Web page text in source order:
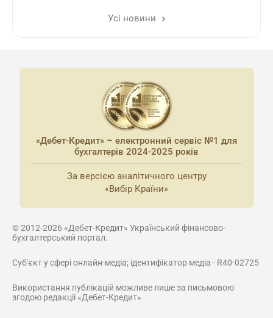
Усі новини
«Дебет-Кредит» – електронний сервіс №1 для
бухгалтерів 2024-2025 років
За версією аналітичного центру
«Вибір Країни»
© 2012-2026 «Дебет-Кредит» Український фінансово-
бухгалтерський портал.
Суб'єкт у сфері онлайн-медіа; ідентифікатор медіа - R40-02725
Використання публікацій можливе лише за письмовою
згодою редакції «Дебет-Кредит»